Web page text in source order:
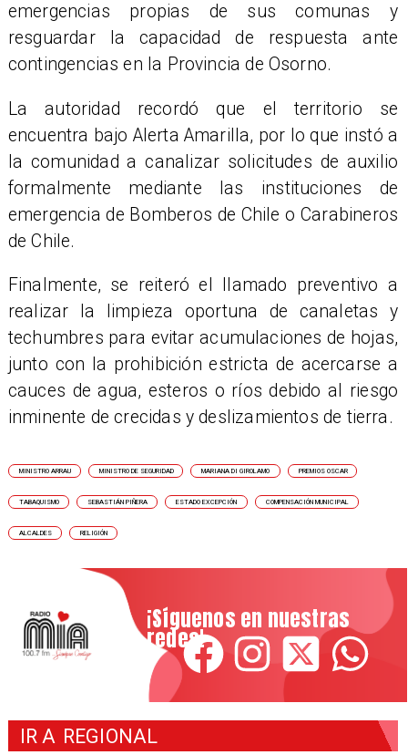
emergencias propias de sus comunas y
resguardar la capacidad de respuesta ante
contingencias en la Provincia de Osorno.
La autoridad recordó que el territorio se
encuentra bajo Alerta Amarilla, por lo que instó a
la comunidad a canalizar solicitudes de auxilio
formalmente mediante las instituciones de
emergencia de Bomberos de Chile o Carabineros
de Chile.
​Finalmente, se reiteró el llamado preventivo a
realizar la limpieza oportuna de canaletas y
techumbres para evitar acumulaciones de hojas,
junto con la prohibición estricta de acercarse a
cauces de agua, esteros o ríos debido al riesgo
inminente de crecidas y deslizamientos de tierra.
MINISTRO ARRAU MINISTRO DE SEGURIDAD MARIANA DI GIROLAMO PREMIOS OSCAR
TABAQUISMO SEBASTIÁN PIÑERA ESTADO EXCEPCIÓN COMPENSACIÓN MUNICIPAL
ALCALDES RELIGIÓN
¡Síguenos en nuestras
redes!
IR A REGIONAL